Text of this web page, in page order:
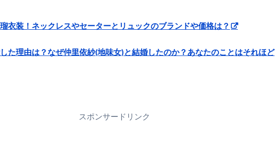
衣装！ネックレスやセーターとリュックのブランドや価格は？
た理由は？なぜ仲里依紗(地味女)と結婚したのか？あなたのことはそれほど
スポンサードリンク